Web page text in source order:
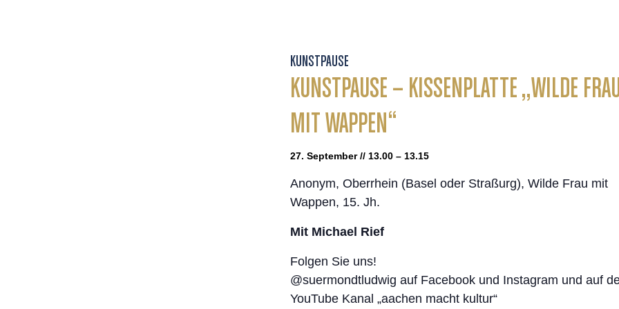
KUNSTPAUSE
KUNSTPAUSE – KISSENPLATTE „WILDE
MIT WAPPEN“
27. September // 13.00 – 13.15
Anonym, Oberrhein (Basel oder Straßurg), Wilde Frau mit
Wappen, 15. Jh.
Mit Michael Rief
Folgen Sie uns!
@suermondtludwig auf Facebook und Instagram und auf
YouTube Kanal „aachen macht kultur“